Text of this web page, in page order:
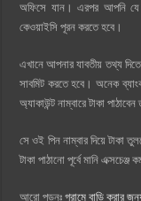
অফিসে যান। এরপর আপনি যে
কেওয়াইসি পূরন করতে হবে।
এখানে আপনার যাবতীয় তথ্য
সাবমিট করতে হবে। অনেক
অ্যাকাউন্ট নাম্বারে টাকা পাঠাবেন
সে ওই পিন নাম্বার দিয়ে টাকা
টাকা পাঠানো পূর্বে মানি
আরো পড়ুনঃগ্রামে বাড়ি করার